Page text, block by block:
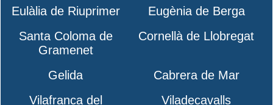
Eulàlia de Riuprimer
Eugènia de Berga
Santa Coloma de
Gramenet
Cornellà de Llobregat
Gelida
Cabrera de Mar
Vilafranca del
Viladecavalls